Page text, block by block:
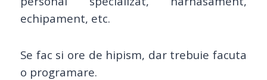
echipament, etc.
Se fac si ore de hipism, dar trebuie facuta
o programare.